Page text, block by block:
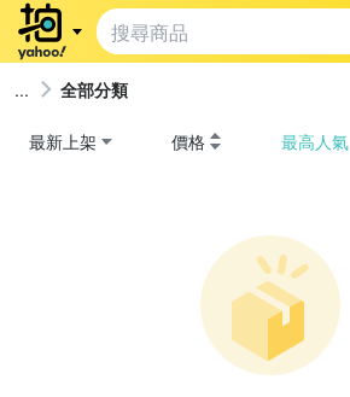
全部分類
最新上架 價格 最高人氣